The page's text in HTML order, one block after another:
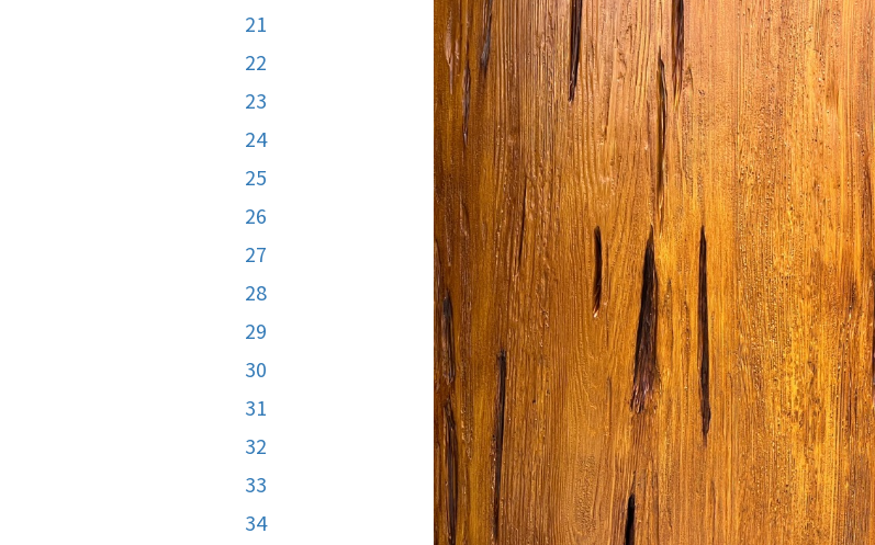
21
22
23
24
25
26
27
28
29
30
31
32
33
34